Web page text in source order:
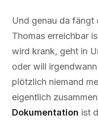
Und genau da fängt
Thomas erreichbar
wird krank, geht in
oder will
plötzlich niemand
eigentlich
Dokumentation ist